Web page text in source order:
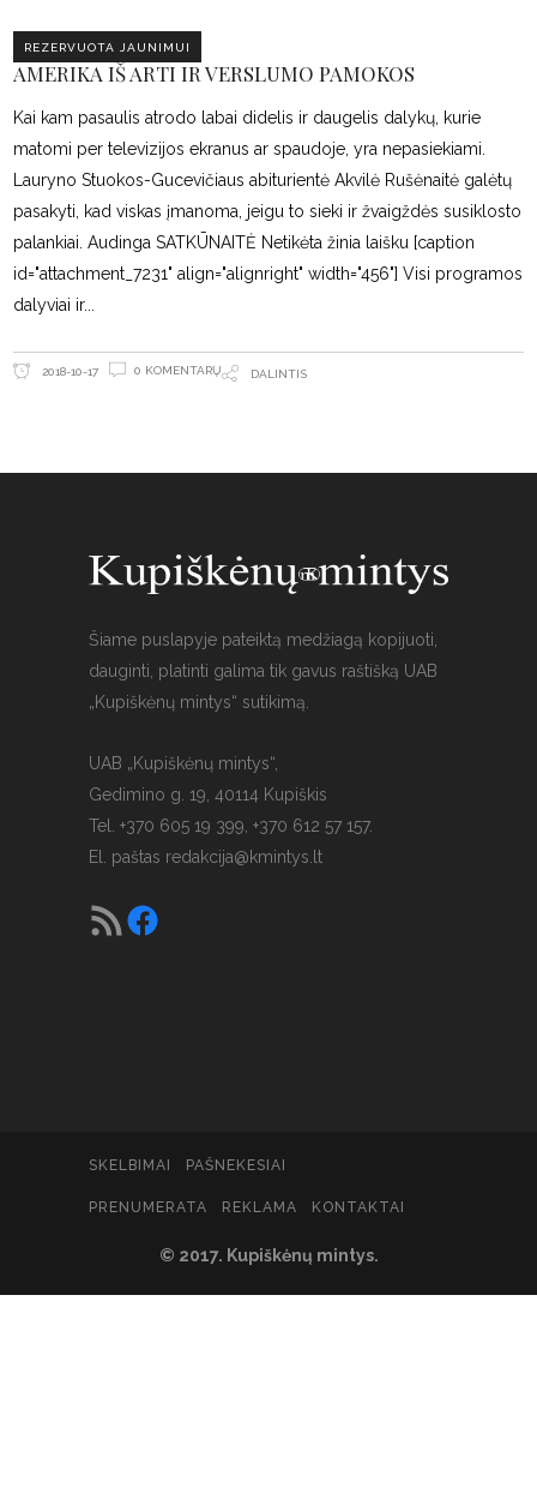
REZERVUOTA JAUNIMUI
AMERIKA IŠ ARTI IR VERSLUMO PAMOKOS
Kai kam pasaulis atrodo labai didelis ir daugelis dalykų, kurie
matomi per televizijos ekranus ar spaudoje, yra nepasiekiami.
Lauryno Stuokos-Gucevičiaus abiturientė Akvilė Rušėnaitė galėtų
pasakyti, kad viskas įmanoma, jeigu to sieki ir žvaigždės susiklosto
palankiai. Audinga SATKŪNAITĖ Netikėta žinia laišku [caption
id="attachment_7231" align="alignright" width="456"] Visi programos
dalyviai ir
2018-10-17 0 KOMENTARŲ DALINTIS
Šiame puslapyje pateiktą medžiagą kopijuoti,
dauginti, platinti galima tik gavus raštišką UAB
„Kupiškėnų mintys“ sutikimą.
UAB „Kupiškėnų mintys“,
Gedimino g. 19, 40114 Kupiškis
Tel. +370 605 19 399, +370 612 57 157.
El. paštas redakcija@kmintys.lt
SKELBIMAI PAŠNEKESIAI
© 2017. Kupiškėnų mintys.
PRENUMERATA REKLAMA KONTAKTAI